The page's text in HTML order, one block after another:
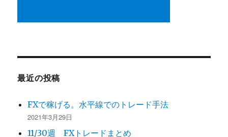
最近の投稿
FXで稼げる。水平線でのトレード手法
2021年3月29日
11/30週 FXトレードまとめ